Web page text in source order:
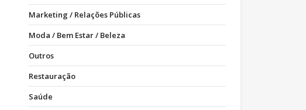
Marketing / Relações Públicas
Moda / Bem Estar / Beleza
Outros
Restauração
Saúde